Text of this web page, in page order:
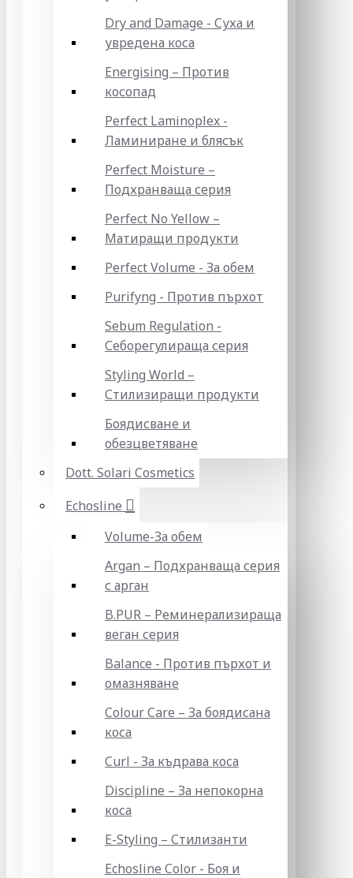
Dry and Damage - Суха и
увредена коса
Energising – Против
косопад
Perfect Laminoplex -
Ламиниране и блясък
Perfect Moisture –
Подхранваща серия
Perfect No Yellow –
Матиращи продукти
Perfect Volume - За обем
Purifyng - Против пърхот
Sebum Regulation -
Себорегулираща серия
Styling World –
Стилизиращи продукти
Боядисване и
обезцветяване
Dott. Solari Cosmetics
Echosline
Volume-За обем
Argan – Подхранваща серия
с арган
B.PUR – Реминерализираща
веган серия
Balance - Против пърхот и
омазняване
Colour Care – За боядисана
коса
Curl - За къдрава коса
Discipline – За непокорна
коса
E-Styling – Стилизанти
Echosline Color - Боя и